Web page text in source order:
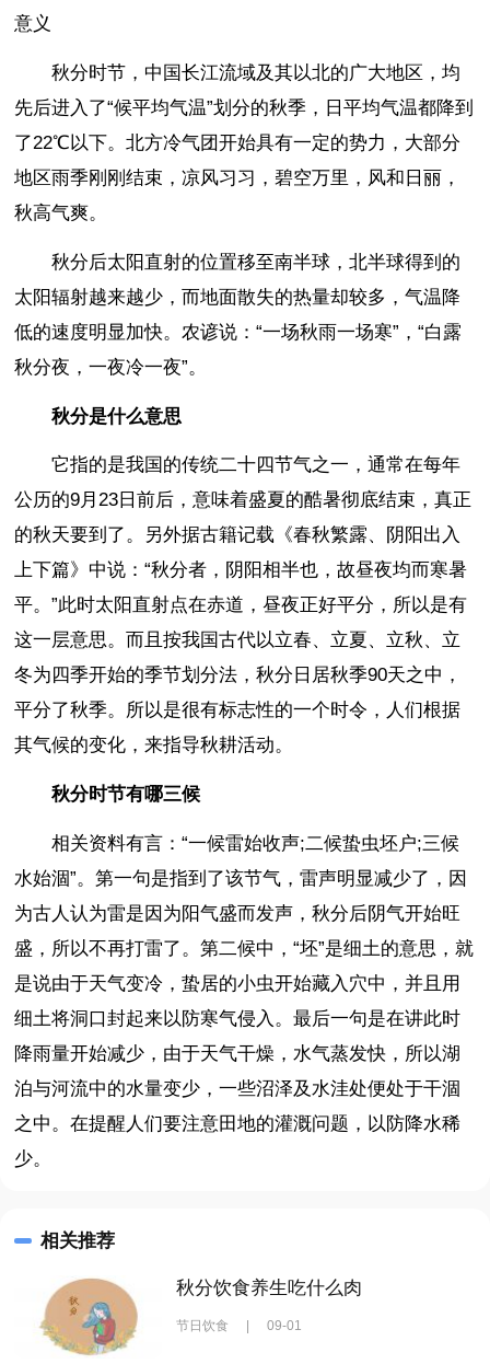
意义
秋分时节，中国长江流域及其以北的广大地区，均
先后进入了“候平均气温”划分的秋季，日平均气温都降到
了22℃以下。北方冷气团开始具有一定的势力，大部分
地区雨季刚刚结束，凉风习习，碧空万里，风和日丽，
秋高气爽。
秋分后太阳直射的位置移至南半球，北半球得到的
太阳辐射越来越少，而地面散失的热量却较多，气温降
低的速度明显加快。农谚说：“一场秋雨一场寒”，“白露
秋分夜，一夜冷一夜”。
秋分是什么意思
它指的是我国的传统二十四节气之一，通常在每年
公历的9月23日前后，意味着盛夏的酷暑彻底结束，真正
的秋天要到了。另外据古籍记载《春秋繁露、阴阳出入
上下篇》中说：“秋分者，阴阳相半也，故昼夜均而寒暑
平。”此时太阳直射点在赤道，昼夜正好平分，所以是有
这一层意思。而且按我国古代以立春、立夏、立秋、立
冬为四季开始的季节划分法，秋分日居秋季90天之中，
平分了秋季。所以是很有标志性的一个时令，人们根据
其气候的变化，来指导秋耕活动。
秋分时节有哪三候
相关资料有言：“一候雷始收声;二候蛰虫坯户;三候
水始涸”。第一句是指到了该节气，雷声明显减少了，因
为古人认为雷是因为阳气盛而发声，秋分后阴气开始旺
盛，所以不再打雷了。第二候中，“坯”是细土的意思，就
是说由于天气变冷，蛰居的小虫开始藏入穴中，并且用
细土将洞口封起来以防寒气侵入。最后一句是在讲此时
降雨量开始减少，由于天气干燥，水气蒸发快，所以湖
泊与河流中的水量变少，一些沼泽及水洼处便处于干涸
之中。在提醒人们要注意田地的灌溉问题，以防降水稀
少。
相关推荐
秋分饮食养生吃什么肉
节日饮食 | 09-01